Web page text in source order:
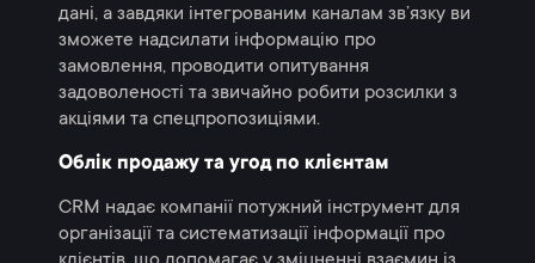
дані, а завдяки інтегрованим каналам зв’язку ви
зможете надсилати інформацію про
замовлення, проводити опитування
задоволеності та звичайно робити розсилки з
акціями та спецпропозиціями.
Облік продажу та угод по клієнтам
CRM надає компанії потужний інструмент для
організації та систематизації інформації про